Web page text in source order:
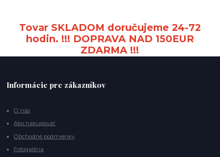
Tovar SKLADOM doručujeme 24-72
hodin. !!! DOPRAVA NAD 150EUR
ZDARMA !!!
Informácie pre zákazníkov
O nás
Ako nakupovať
Obchodné podmienky
Fotogaléria